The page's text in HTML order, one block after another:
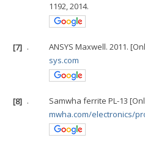
1192, 2014.
[7] . ANSYS Maxwell. 2011.
sys.com
[8] . Samwha ferrite PL-13
mwha.com/electronics/